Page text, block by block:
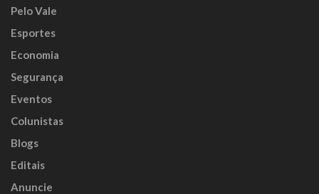
Pelo Vale
Esportes
Economia
Segurança
Eventos
Colunistas
Blogs
Editais
Anuncie